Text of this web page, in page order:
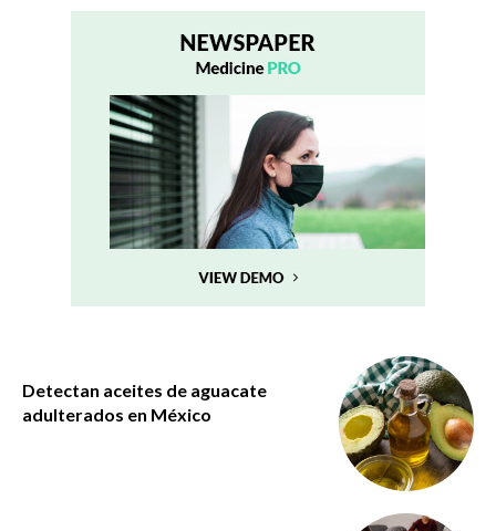
Detectan aceites de aguacate
adulterados en México